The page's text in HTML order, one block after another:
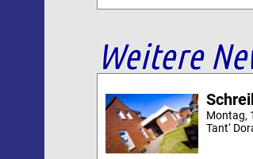
Weitere
Montag,
Tant‘